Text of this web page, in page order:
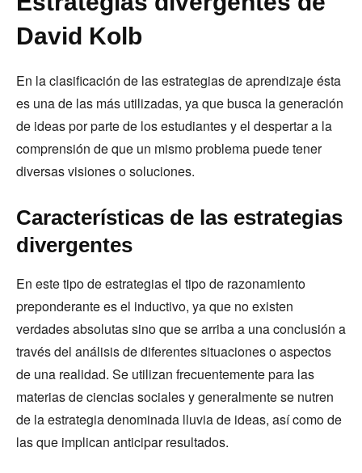
David Kolb
En la clasificación de las estrategias de aprendizaje ésta
es una de las más utilizadas, ya que busca la generación
de ideas por parte de los estudiantes y el despertar a la
comprensión de que un mismo problema puede tener
diversas visiones o soluciones.
Características de las estrategias
divergentes
En este tipo de estrategias el tipo de razonamiento
preponderante es el inductivo, ya que no existen
verdades absolutas sino que se arriba a una conclusión a
través del análisis de diferentes situaciones o aspectos
de una realidad. Se utilizan frecuentemente para las
materias de ciencias sociales y generalmente se nutren
de la estrategia denominada lluvia de ideas, así como de
las que implican anticipar resultados.